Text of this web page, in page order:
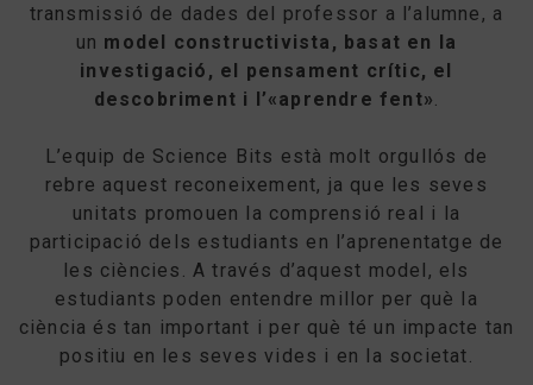
transmissió de dades del professor a l’alumne, a
un model constructivista, basat en la
investigació, el pensament crític, el
descobriment i l’«aprendre fent».
L’equip de Science Bits està molt orgullós de
rebre aquest reconeixement, ja que les seves
unitats promouen la comprensió real i la
participació dels estudiants en l’aprenentatge de
les ciències. A través d’aquest model, els
estudiants poden entendre millor per què la
ciència és tan important i per què té un impacte tan
positiu en les seves vides i en la societat.